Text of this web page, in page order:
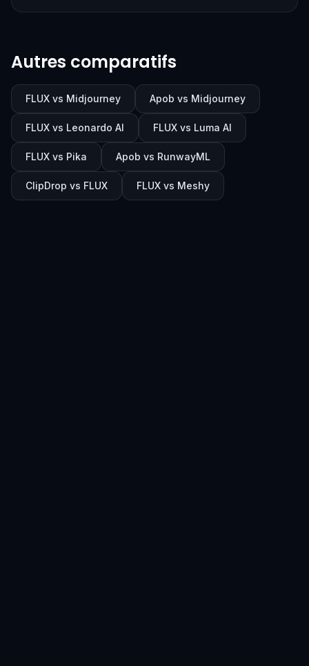
Autres comparatifs
FLUX vs Midjourney Apob vs Midjourney
FLUX vs Leonardo AI FLUX vs Luma AI
FLUX vs Pika Apob vs RunwayML
ClipDrop vs FLUX FLUX vs Meshy